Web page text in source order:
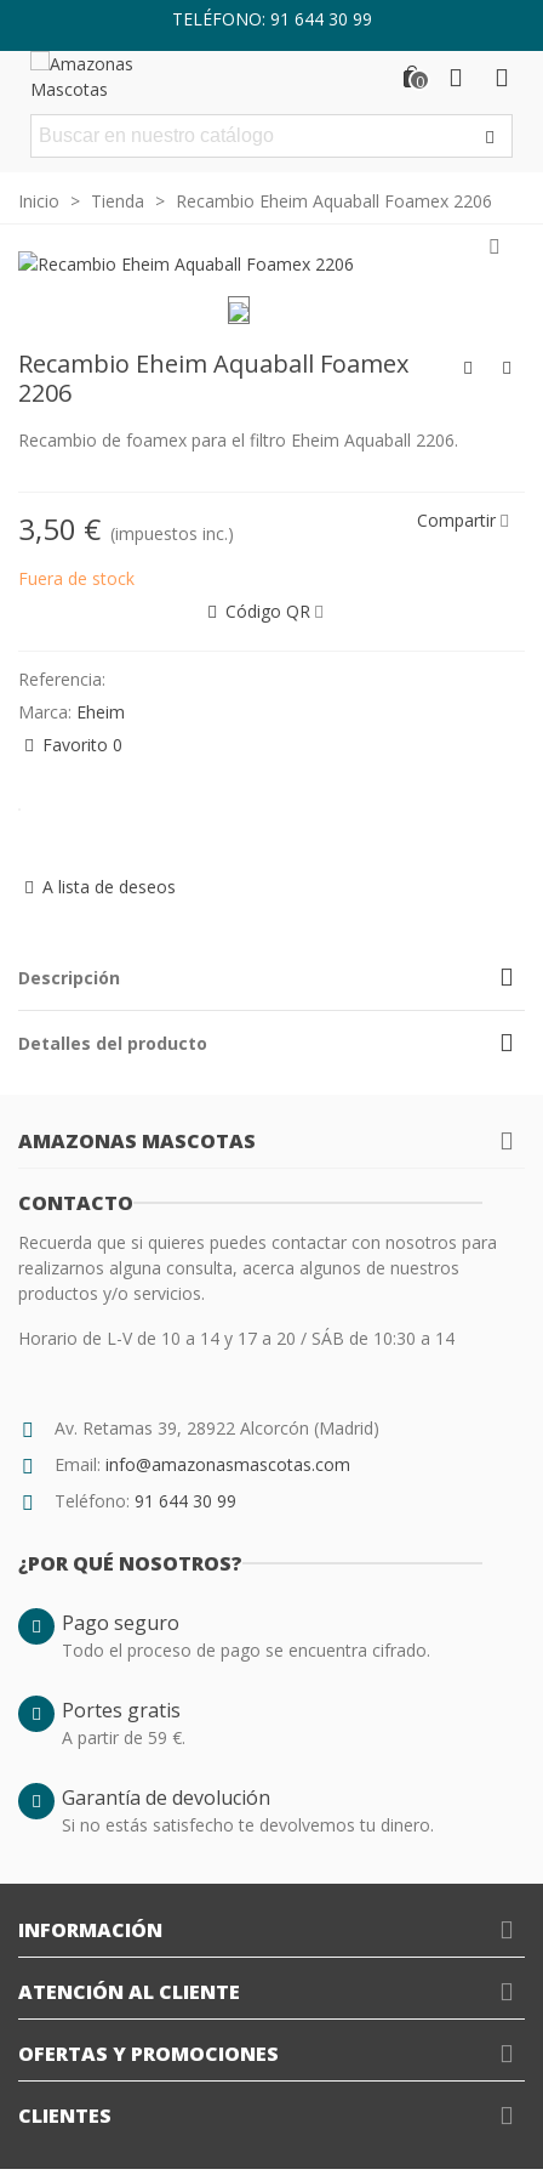
TELÉFONO: 91 644 30 99
0
Inicio > Tienda > Recambio Eheim Aquaball Foamex 2206
Recambio Eheim Aquaball Foamex
2206
Recambio de foamex para el filtro Eheim Aquaball 2206.
3,50 € (impuestos inc.)
Compartir
Fuera de stock
Código QR
Referencia:
Marca: Eheim
Favorito 0
A lista de deseos
Descripción
Detalles del producto
AMAZONAS MASCOTAS
CONTACTO
Recuerda que si quieres puedes contactar con nosotros para
realizarnos alguna consulta, acerca algunos de nuestros
productos y/o servicios.
Horario de L-V de 10 a 14 y 17 a 20 / SÁB de 10:30 a 14
Av. Retamas 39, 28922 Alcorcón (Madrid)
Email: info@amazonasmascotas.com
Teléfono: 91 644 30 99
¿POR QUÉ NOSOTROS?
Pago seguro
Todo el proceso de pago se encuentra cifrado.
Portes gratis
A partir de 59 €.
Garantía de devolución
Si no estás satisfecho te devolvemos tu dinero.
INFORMACIÓN
ATENCIÓN AL CLIENTE
OFERTAS Y PROMOCIONES
CLIENTES